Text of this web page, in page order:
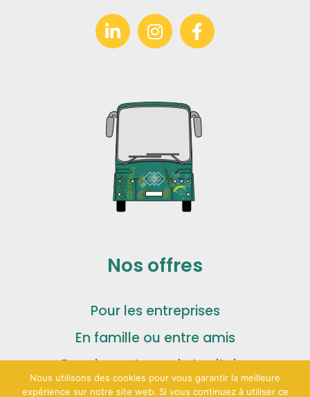
Nos offres
Pour les entreprises
En famille ou entre amis
Pour les acteurs du territoire
Nous utilisons des cookies pour vous garantir la meilleure
expérience sur notre site web. Si vous continuez à utiliser ce